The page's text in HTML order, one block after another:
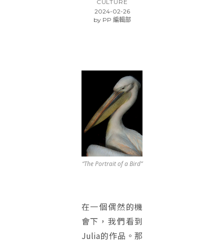
CULTURE
2024-02-26
byPP 編輯部
“The Portrait of a Bird”
在一個偶然的機
會下，我們看到
Julia的作品。那